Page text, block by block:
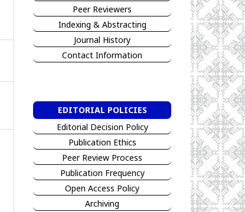
Peer Reviewers
Indexing & Abstracting
Journal History
Contact Information
EDITORIAL POLICIES
Editorial Decision Policy
Publication Ethics
Peer Review Process
Publication Frequency
Open Access Policy
Archiving